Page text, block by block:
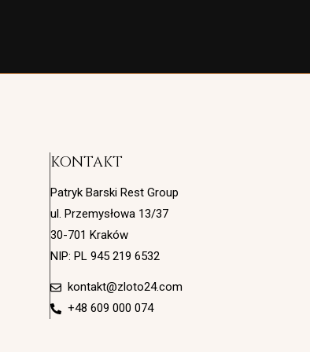
KONTAKT
Patryk Barski Rest Group
ul. Przemysłowa 13/37
30-701 Kraków
NIP: PL 945 219 6532
kontakt@zloto24.com
+48 609 000 074